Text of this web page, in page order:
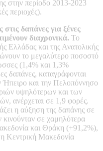
στην περίοδο 2013-2023
περιοχές).
στις δαπάνες για ξένες
διαχρονικά. Το
Ελλάδας και της Ανατολικής
το μεγαλύτερο ποσοστό
(1,4% και 1,3%
δαπάνες, καταγράφονται
Ήπειρο και την Πελοπόννησο
υψηλότερων και των
ανέρχεται σε 1,9 φορές.
η αύξηση της δαπάνης σε
κινούνταν σε χαμηλότερα
και Θράκη (+91,2%),
Κεντρική Μακεδονία